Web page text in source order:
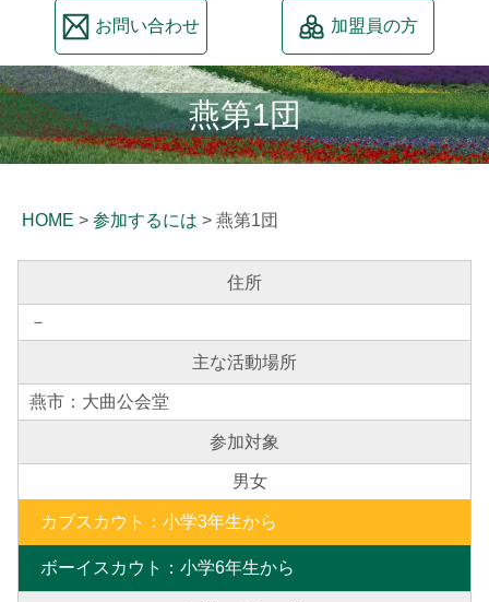
お問い合わせ 加盟員の方
燕第1団
HOME > 参加するには > 燕第1団
住所
－
主な活動場所
燕市：大曲公会堂
参加対象
男女
カブスカウト ： 小学3年生から
ボーイスカウト ： 小学6年生から